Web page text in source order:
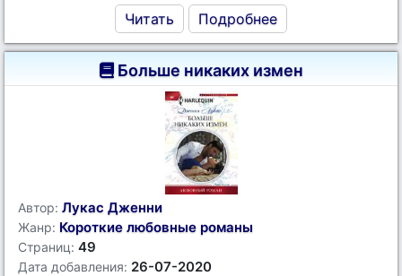
Читать Подробнее
Больше никаких измен
Автор: Лукас Дженни
Жанр: Короткие любовные романы
Страниц: 49
Дата добавления: 26-07-2020